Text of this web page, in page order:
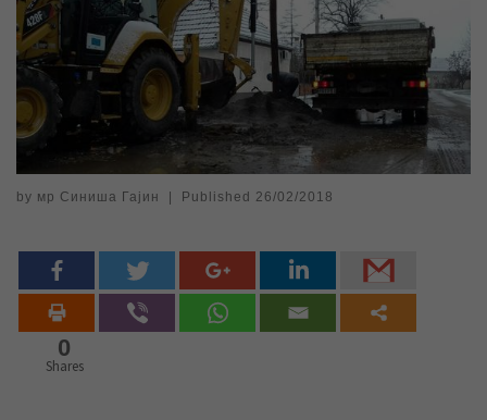
by мр Синиша Гајин Published 26/02/2018
0
Shares